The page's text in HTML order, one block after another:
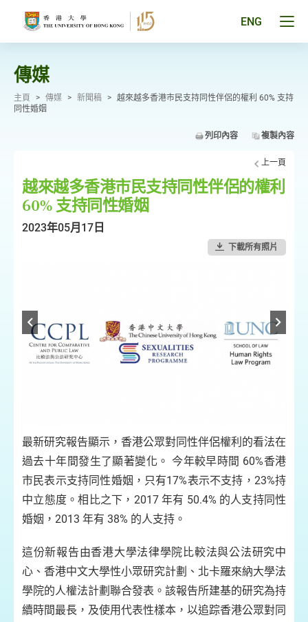
ENG
傳媒
主頁 > 傳媒 > 新聞稿 > 越來越多香港市民支持同性伴侶的權利 60% 支持
同性婚姻
列印內容 複製內容
上一頁
越來越多香港市民支持同性伴侶的權利
60% 支持同性婚姻
2023年05月17日
下載所有照片
最新研究報告顯示，香港公眾對同性伴侶權利的看法在
過去十年間發生了顯著變化。 今年較早時間 60%香港
市民表示支持同性婚姻，只有17%表示不支持，23%持
中立態度。相比之下，2017 年有 50.4% 的人支持同性
婚姻，2013 年有 38% 的人支持。
這份新報告由香港大學法律學院比較法與公法研究中
心、香港中文大學性小眾研究計劃、北卡羅來納大學法
學院的人權法計劃聯合發表。該報告所建基的研究為持
續時間最長，及使用代表性樣本，以追踪香港公眾對同